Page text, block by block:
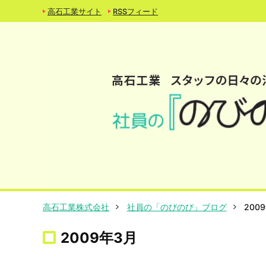
高石工業サイト RSSフィード
高石工業株式会社 社員の「のびのび」ブログ
2009年3月